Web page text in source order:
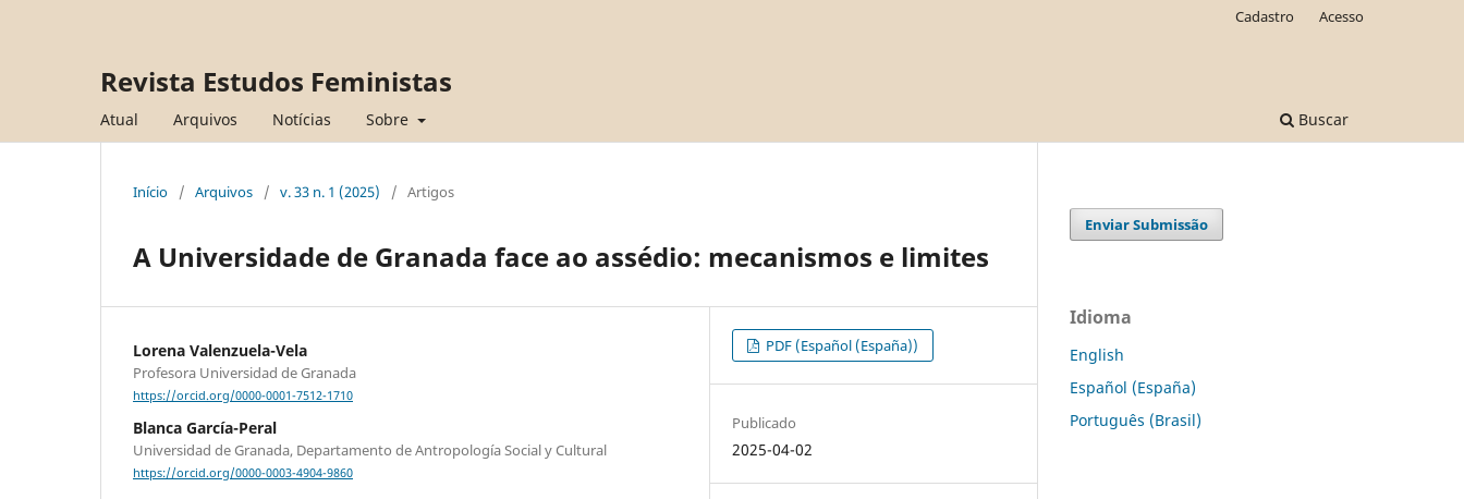
Revista Estudos Feministas
Atual Arquivos Notícias Sobre Buscar
Cadastro Acesso
Início / Arquivos / v. 33 n. 1 (2025) / Artigos
A Universidade de Granada face ao assédio: mecanismos e limites
Lorena Valenzuela-Vela
Profesora Universidad de Granada
https://orcid.org/0000-0001-7512-1710
Blanca García-Peral
Universidad de Granada, Departamento de Antropología Social y Cultural
https://orcid.org/0000-0003-4904-9860
PDF (Español (España))
Publicado
2025-04-02
Enviar Submissão
Idioma
English
Español (España)
Português (Brasil)